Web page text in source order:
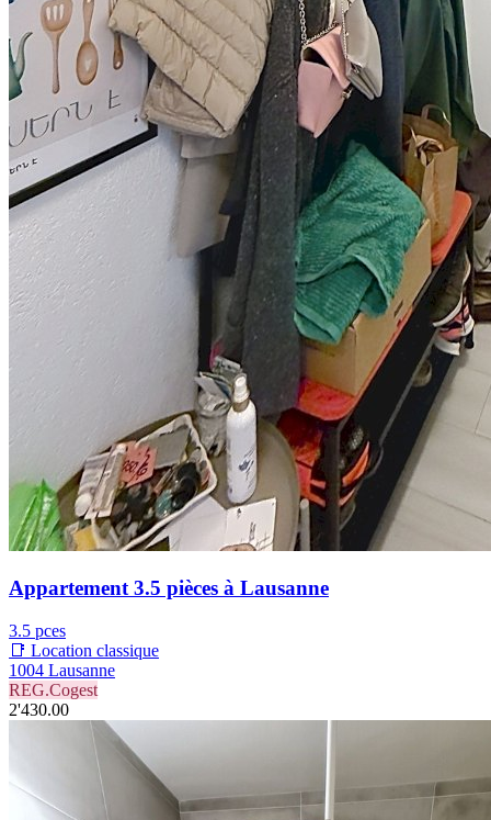
Appartement 3.5 pièces à Lausanne
3.5 pces
📑 Location classique
1004 Lausanne
REG.Cogest
2'430.00